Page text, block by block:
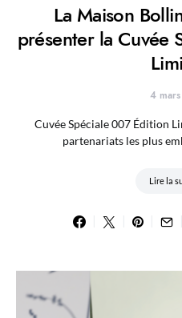
La Maison
présenter la Cuvée
4
Cuvée Spéciale 007 Édition
partenariats les plus
Lire la